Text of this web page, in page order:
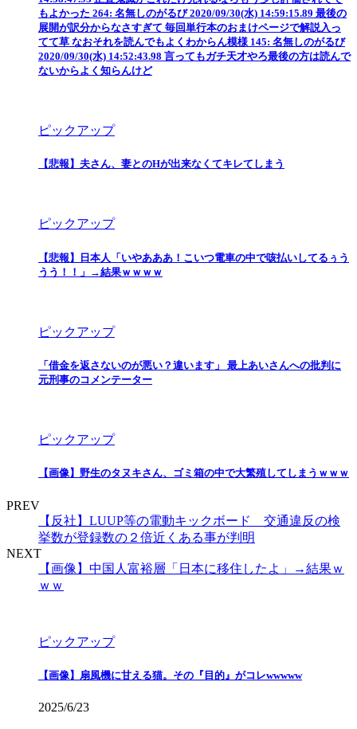
もよかった 264: 名無しのがるび 2020/09/30(水) 14:59:15.89 最後の
展開が訳分からなさすぎて 毎回単行本のおまけページで解説入っ
てて草 なおそれを読んでもよくわからん模様 145: 名無しのがるび
2020/09/30(水) 14:52:43.98 言ってもガチ天才やろ最後の方は読んで
ないからよく知らんけど
ピックアップ
【悲報】夫さん、妻とのHが出来なくてキレてしまう
ピックアップ
【悲報】日本人「いやあああ！こいつ電車の中で咳払いしてるぅう
うう！！」→結果ｗｗｗｗ
ピックアップ
「借金を返さないのが悪い？違います」 最上あいさんへの批判に
元刑事のコメンテーター
ピックアップ
【画像】野生のタヌキさん、ゴミ箱の中で大繁殖してしまうｗｗｗ
PREV
【反社】LUUP等の電動キックボード 交通違反の検
挙数が登録数の２倍近くある事が判明
NEXT
【画像】中国人富裕層「日本に移住したよ」→結果ｗ
ｗｗ
ピックアップ
【画像】扇風機に甘える猫。その『目的』がコレwwwww
2025/6/23